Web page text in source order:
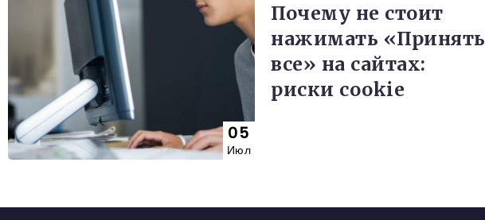
05
Июл
Почему не стоит
нажимать «Принять
все» на сайтах:
риски cookie